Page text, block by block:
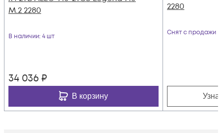
M.2 2280
В наличии: 4 шт
34 036 ₽
В корзину
2280
Снят с продажи